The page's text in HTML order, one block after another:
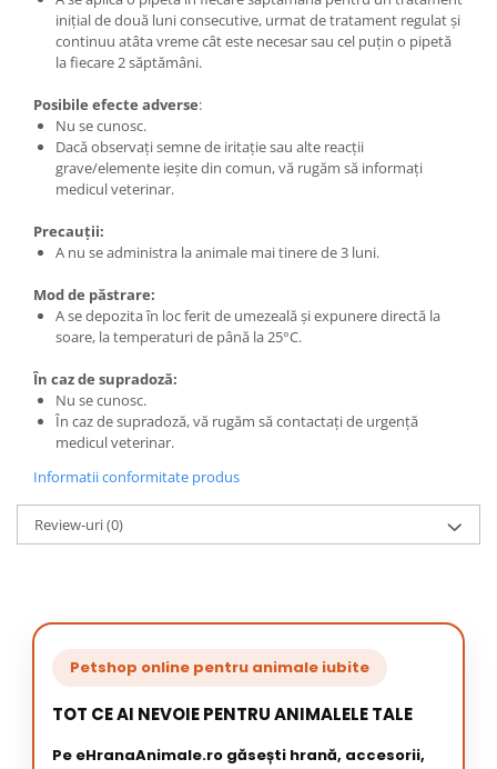
inițial de două luni consecutive, urmat de tratament regulat și
continuu atâta vreme cât este necesar sau cel puțin o pipetă
la fiecare 2 săptămâni.
Posibile efecte adverse:
Nu se cunosc.
Dacă observaţi semne de iritație sau alte reacţii
grave/elemente ieșite din comun, vă rugăm să informați
medicul veterinar.
Precauții:
A nu se administra la animale mai tinere de 3 luni.
Mod de păstrare:
A se depozita în loc ferit de umezeală și expunere directă la
soare, la temperaturi de până la 25°C.
În caz de supradoză:
Nu se cunosc.
În caz de supradoză, vă rugăm să contactați de urgență
medicul veterinar.
Informatii conformitate produs
Review-uri(0)
Petshop online pentru animale iubite
TOT CE AI NEVOIE PENTRU ANIMALELE TALE
Pe eHranaAnimale.ro găsești hrană, accesorii,